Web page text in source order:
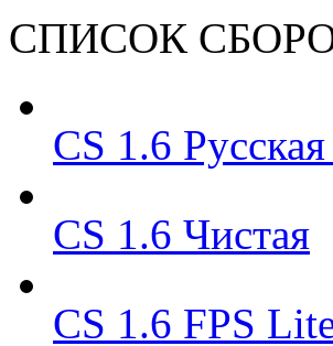
СПИСОК
CS 1.6
CS 1.6 Чистая
CS 1.6 FPS